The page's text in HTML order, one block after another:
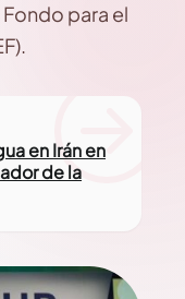
para el
en Irán en
de la